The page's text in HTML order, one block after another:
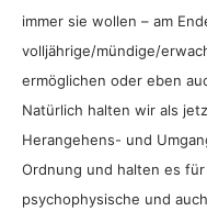
immer sie wollen – am
volljährige/mündige/
ermöglichen oder eben
Natürlich halten wir als
Herangehens- und
Ordnung und halten es
psychophysische und